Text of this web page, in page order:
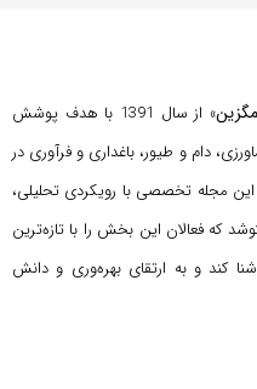
» از سال 1391 با هدف پوشش
دام و طیور، باغداری و فرآوری در
این مجله تخصصی با رویکردی تحلیلی،
که فعالان این بخش را با تازه‌ترین
کند و به ارتقای بهره‌وری و دانش